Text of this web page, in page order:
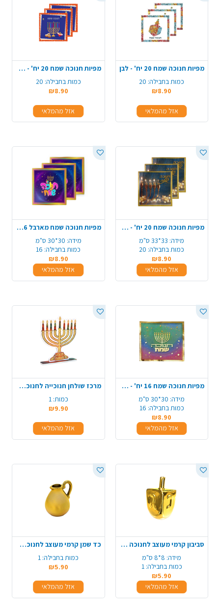
מפיות חנוכה שמח 20 יח' - לבן
כמות בחבילה: 20
₪8.90
אזל מהמלאי
מפיות חנוכה שמח 20 יח' - כחול
כמות בחבילה: 20
₪8.90
אזל מהמלאי
מפיות חנוכה שמח 20 יח' - כחול
מידה: 33*33 ס"מ
כמות בחבילה: 20
₪8.90
אזל מהמלאי
מפיות חנוכה שמח מארבל 16 יח' - צבעוני
מידה: 30*30 ס"מ
כמות בחבילה: 16
₪8.90
אזל מהמלאי
מפיות חנוכה שמח 16 יח' - צבעוני
מידה: 30*30 ס"מ
כמות בחבילה: 16
₪8.90
אזל מהמלאי
מרכז שולחן חנוכייה לחנוכה - נצנץ זהב
כמות: 1
₪9.90
אזל מהמלאי
סביבון קרמי מעוצב לחנוכה - זהב
מידה: 8*8 ס"מ
כמות בחבילה: 1
₪5.90
אזל מהמלאי
כד שמן קרמי מעוצב לחנוכה - זהב
כמות בחבילה: 1
₪5.90
אזל מהמלאי